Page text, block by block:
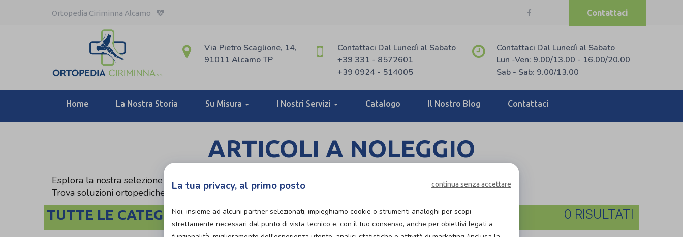
Ortopedia Ciriminna Alcamo Contattaci
Via Pietro Scaglione, 14,
91011 Alcamo TP
Contattaci Dal Lunedì al Sabato
+39 331 - 8572601
+39 0924 - 514005
Contattaci Dal Lunedì al Sabato
Lun -Ven: 9.00/13.00 - 16.00/20.00
Sab - Sab: 9.00/13.00
Home La Nostra Storia Su Misura I Nostri Servizi Catalogo Il Nostro Blog Contattaci
ARTICOLI A NOLEGGIO
Esplora la nostra selezione di articoli a noleggio presso Ortopedia Ciriminna!
Trova soluzioni ortopediche convenienti e di alta qualità per le tue esigenze. Scopri i nostri prodotti a noleggio!
TUTTE LE CATEGORIE 0 RISULTATI
La tua privacy, al primo posto continua senza accettare
Noi, insieme ad alcuni partner selezionati, impieghiamo cookie o strumenti analoghi per scopi
strettamente necessari dal punto di vista tecnico e, con il tuo consenso, anche per obiettivi legati a